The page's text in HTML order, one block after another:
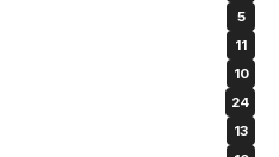
5
11
10
24
13